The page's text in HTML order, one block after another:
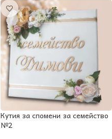
Кутия за спомени за семейство
№2